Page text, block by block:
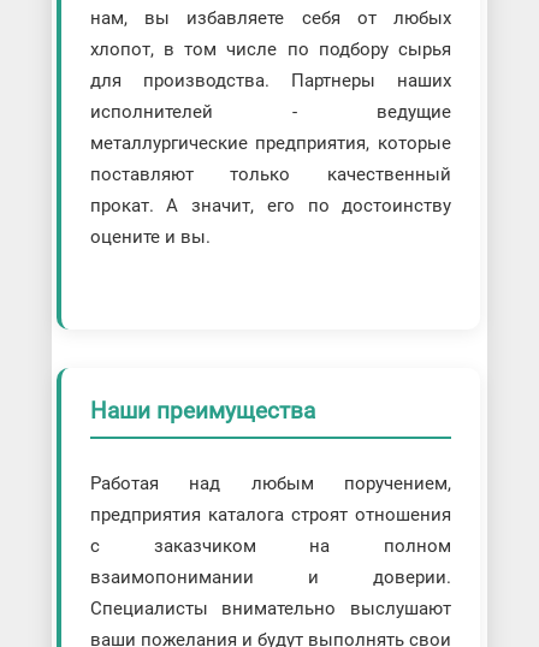
нам, вы избавляете себя от любых
хлопот, в том числе по подбору сырья
для производства. Партнеры наших
исполнителей - ведущие
металлургические предприятия, которые
поставляют только качественный
прокат. А значит, его по достоинству
оцените и вы.
Наши преимущества
Работая над любым поручением,
предприятия каталога строят отношения
с заказчиком на полном
взаимопонимании и доверии.
Специалисты внимательно выслушают
ваши пожелания и будут выполнять свои